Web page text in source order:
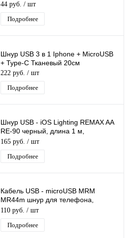
44 руб. / шт
Подробнее
Шнур USB 3 в 1 Iphone + MicroUSB
+ Type-C Тканевый 20см
222 руб. / шт
Подробнее
Шнур USB - iOS Lighting REMAX AA
RE-90 черный, длина 1 м,
материал термоэластопласт (ТЭП)
165 руб. / шт
Подробнее
Кабель USB - microUSB MRM
MR44m шнур для телефона,
белый, длина 1м
110 руб. / шт
Подробнее